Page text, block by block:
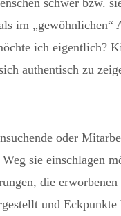
schwer bzw.
im
ich eigentlich?
authentisch zu
oder
sie einschlagen
die
und